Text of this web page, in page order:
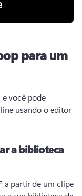
para um
e você pode
usando o editor
a biblioteca
a partir de um clipe